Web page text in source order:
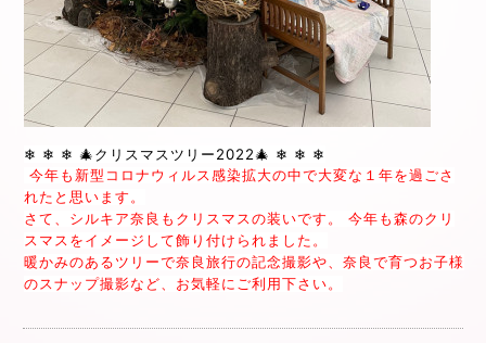
❄︎ ❄︎ ❄︎ 🎄クリスマスツリー2022🎄 ❄︎ ❄︎ ❄︎
今年も新型コロナウィルス感染拡大の中で大変な１年を過ごさ
れたと思います。
さて、シルキア奈良もクリスマスの装いです。 今年も森のクリ
スマスをイメージして飾り付けられました。
暖かみのあるツリーで奈良旅行の記念撮影や、奈良で育つお子様
のスナップ撮影など、お気軽にご利用下さい。